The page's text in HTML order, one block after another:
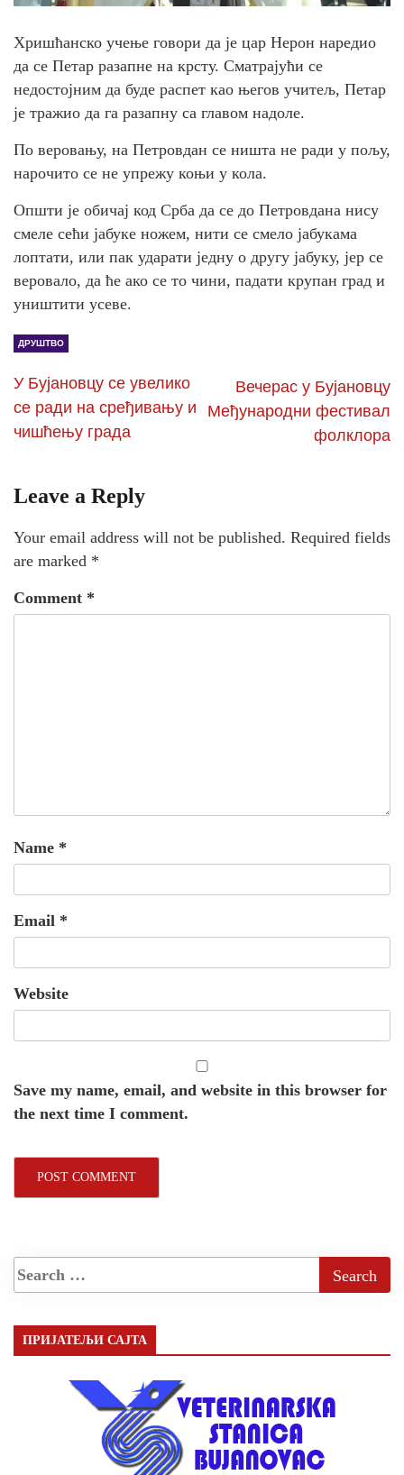
Хришћанско учење говори да је цар Нерон наредио
да се Петар разапне на крсту. Сматрајући се
недостојним да буде распет као његов учитељ, Петар
је тражио да га разапну са главом надоле.
По веровању, на Петровдан се ништа не ради у пољу,
нарочито се не упрежу коњи у кола.
Општи је обичај код Срба да се до Петровдана нису
смеле сећи јабуке ножем, нити се смело јабукама
лоптати, или пак ударати једну о другу јабуку, јер се
веровало, да ће ако се то чини, падати крупан град и
уништити усеве.
ДРУШТВО
У Бујановцу се увелико
се ради на сређивању и
чишћењу града
Вечерас у Бујановцу
Међународни фестивал
фолклора
Leave a Reply
Your email address will not be published. Required fields
are marked *
Comment *
Name *
Email *
Website
Save my name, email, and website in this browser for
the next time I comment.
ПРИЈАТЕЉИ САЈТА